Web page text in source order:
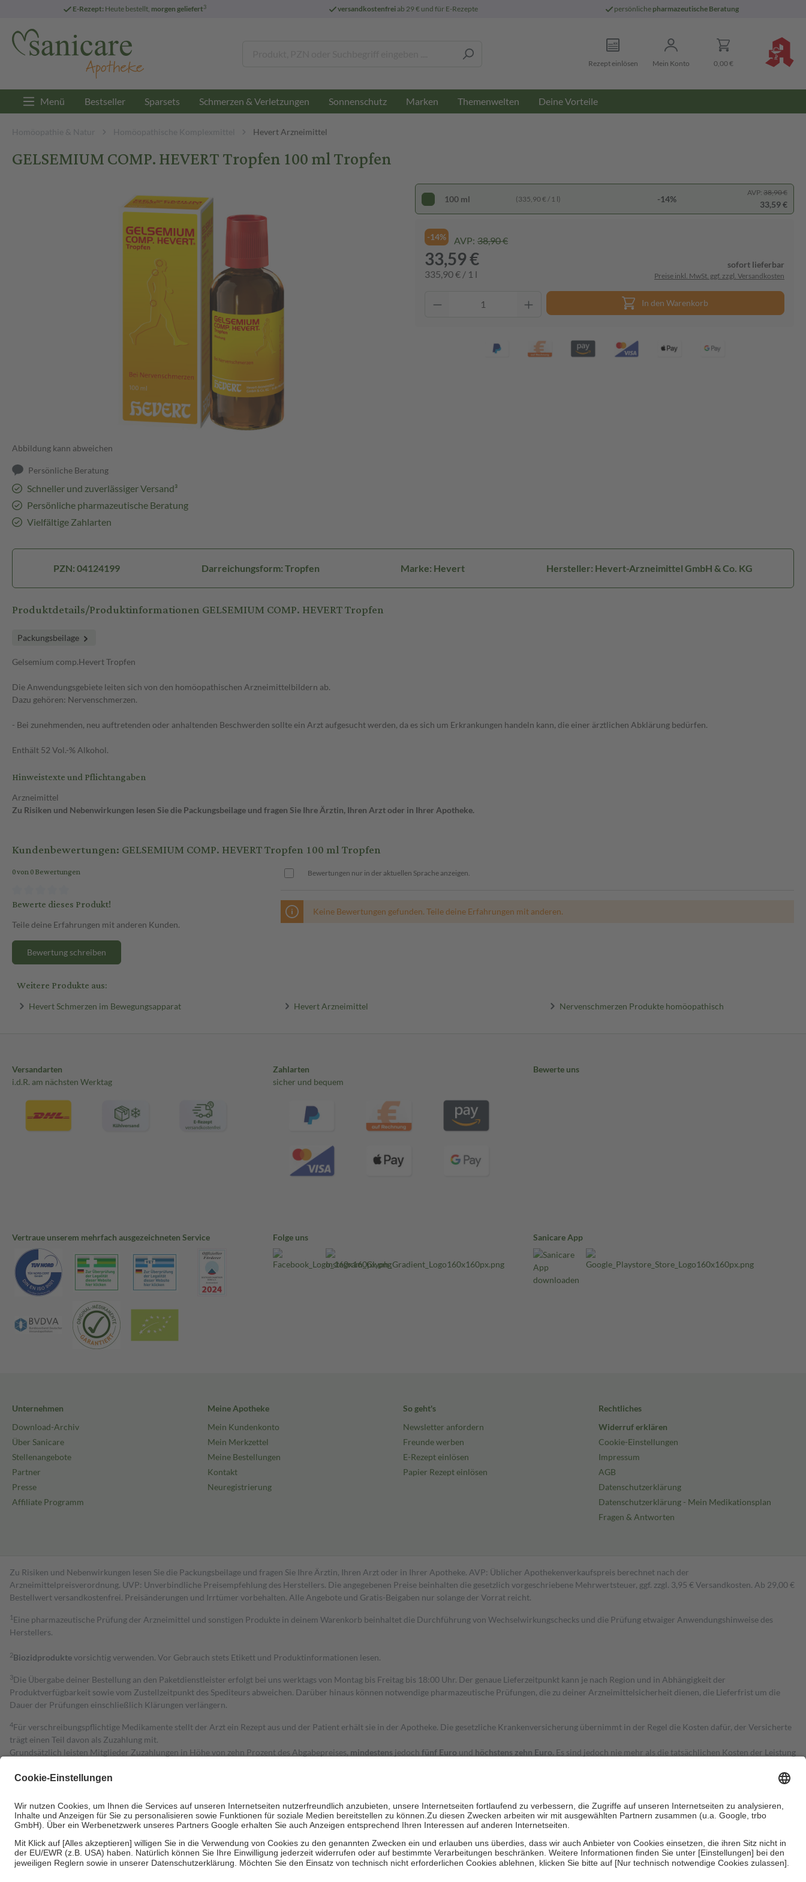
E-Rezept: Heute bestellt, morgen geliefert3 versandkostenfreiab 29 € und für E-Rezepte persönliche pharmazeutische Beratung
Rezept einlösen Mein Konto 0,00 €
Menü Bestseller Sparsets Schmerzen & Verletzungen Sonnenschutz Marken Themenwelten Deine Vorteile
Homöopathie & Natur Homöopathische Komplexmittel Hevert Arzneimittel
GELSEMIUM COMP. HEVERT Tropfen 100 ml Tropfen
Abbildung kann abweichen
Persönliche Beratung
Schneller und zuverlässiger Versand³
Persönliche pharmazeutische Beratung
Vielfältige Zahlarten
100 ml (335,90 € / 1 l) -14%
AVP: 38,90 €
33,59 €
-14% AVP: 38,90 €
33,59 €
335,90 € / 1 l
sofort lieferbar
Preise inkl. MwSt. ggf. zzgl. Versandkosten
In den Warenkorb
PZN: 04124199 Darreichungsform: Tropfen Marke: Hevert Hersteller: Hevert-Arzneimittel GmbH & Co. KG
Produktdetails/Produktinformationen GELSEMIUM COMP. HEVERT Tropfen
Packungsbeilage
Gelsemium comp.Hevert Tropfen
Die Anwendungsgebiete leiten sich von den homöopathischen Arzneimittelbildern ab.
Dazu gehören: Nervenschmerzen.
- Bei zunehmenden, neu auftretenden oder anhaltenden Beschwerden sollte ein Arzt aufgesucht werden, da es sich um Erkrankungen handeln kann, die einer ärztlichen Abklärung bedürfen.
Enthält 52 Vol.-% Alkohol.
Hinweistexte und Pflichtangaben
Arzneimittel
Zu Risiken und Nebenwirkungen lesen Sie die Packungsbeilage und fragen Sie Ihre Ärztin, Ihren Arzt oder in Ihrer Apotheke.
Kundenbewertungen: GELSEMIUM COMP. HEVERT Tropfen 100 ml Tropfen
0 von 0 Bewertungen
Bewerte dieses Produkt!
Teile deine Erfahrungen mit anderen Kunden.
Bewertung schreiben
Bewertungen nur in der aktuellen Sprache anzeigen.
Keine Bewertungen gefunden. Teile deine Erfahrungen mit anderen.
Weitere Produkte aus:
Hevert Schmerzen im Bewegungsapparat Hevert Arzneimittel Nervenschmerzen Produkte homöopathisch
Versandarten
i.d.R. am nächsten Werktag
Zahlarten
sicher und bequem
Bewerte uns
Vertraue unserem mehrfach ausgezeichneten Service Folge uns Sanicare App
Unternehmen
Download-Archiv
Über Sanicare
Stellenangebote
Partner
Presse
Affiliate Programm
Meine Apotheke
Mein Kundenkonto
Mein Merkzettel
Meine Bestellungen
Kontakt
Neuregistrierung
So geht's
Newsletter anfordern
Freunde werben
E-Rezept einlösen
Papier Rezept einlösen
Rechtliches
Widerruf erklären
Cookie-Einstellungen
Impressum
AGB
Datenschutzerklärung
Datenschutzerklärung - Mein Medikationsplan
Fragen & Antworten
Zu Risiken und Nebenwirkungen lesen Sie die Packungsbeilage und fragen Sie Ihre Ärztin, Ihren Arzt oder in Ihrer Apotheke. AVP: Üblicher Apothekenverkaufspreis berechnet nach der
Arzneimittelpreisverordnung. UVP: Unverbindliche Preisempfehlung des Herstellers. Die angegebenen Preise beinhalten die gesetzlich vorgeschriebene Mehrwertsteuer, ggf. zzgl. 3,95 € Versandkosten. Ab 29,00 €
Bestell­wert versand­kosten­frei. Preisänderungen und Irrtümer vorbehalten. Alle Angebote und Gratis-Beigaben nur solange der Vorrat reicht.
1 Eine pharmazeutische Prüfung der Arzneimittel und sonstigen Produkte in deinem Warenkorb beinhaltet die Durchführung von Wechselwirkungschecks und die Prüfung etwaiger Anwendungshinweise des
Herstellers.
2Biozidproduktevorsichtig verwenden. Vor Gebrauch stets Etikett und Produktinformationen lesen.
3Die Übergabe deiner Bestellung an den Paketdienstleister erfolgt bei uns werktags von Montag bis Freitag bis 18:00 Uhr. Der genaue Lieferzeitpunkt kann je nach Region und in Abhängigkeit der
Produktverfügbarkeit sowie vom Zustellzeitpunkt des Spediteurs abweichen. Darüber hinaus können notwendige pharmazeutische Prüfungen, die zu deiner Arzneimittelsicherheit dienen, die Lieferfrist um die
Dauer der Prüfungen einschließlich Klärungen verlängern.
4Für verschreibungspflichtige Medikamente stellt der Arzt ein Rezept aus und der Patient erhält sie in der Apotheke. Die gesetzliche Krankenversicherung übernimmt in der Regel die Kosten dafür, der Versicherte
trägt einen Teil davon als Zuzahlung mit.
Grundsätzlich leisten Mitglieder Zuzahlungen in Höhe von zehn Prozent des Abgabepreises, mindestens jedoch fünf Euro und höchstens zehn Euro. Es sind jedoch nie mehr als die tatsächlichen Kosten der Leistung
Diese Regeln gelten grundsätzlich auch für Online-Apotheken.
Um das Engagement der Versicherten für ihre eigene Gesundheit zu stärken und die besondere Stellung der Familie zu unterstützen, fallenkeine Zuzahlungen an bei:
• Kindern und Jugendlichen bis zum vollendeten 18. Lebensjahr mit Ausnahme der Fahrkosten
• Untersuchungen zur Vorsorge und Früherkennung, die von der GKV getragen werden
• empfohlenen Schutzimpfungen
• Harn- und Blutteststreifen